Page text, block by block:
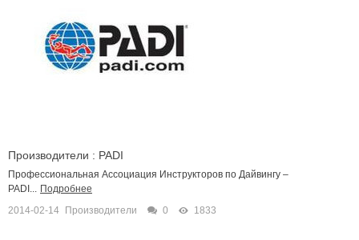
Производители : PADI
Профессиональная Ассоциация Инструкторов по Дайвингу –
PADI... Подробнее
2014-02-14
Производители 0 1833